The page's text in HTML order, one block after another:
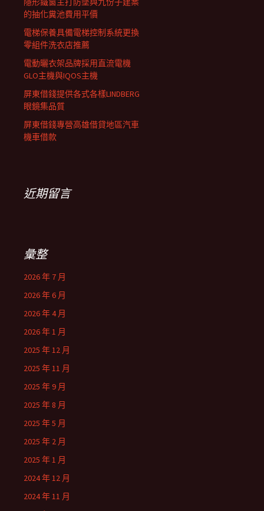
列的抽化糞池費用平價
電梯保養具備電梯控制系統更換
零組件洗衣店推薦
電動曬衣架品牌採用直流電機
GLO主機與IQOS主機
屏東借錢提供各式各樣LINDBERG
眼鏡集品質
屏東借錢專營高雄借貸地區汽車
機車借款
近期留言
彙整
2026 年 7 月
2026 年 6 月
2026 年 4 月
2026 年 1 月
2025 年 12 月
2025 年 11 月
2025 年 9 月
2025 年 8 月
2025 年 5 月
2025 年 2 月
2025 年 1 月
2024 年 12 月
2024 年 11 月